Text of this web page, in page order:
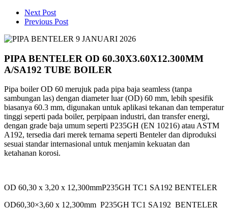
Next Post
Previous Post
PIPA BENTELER OD 60.30X3.60X12.300MM
A/SA192 TUBE BOILER
Pipa boiler OD 60 merujuk pada pipa baja seamless (tanpa
sambungan las) dengan diameter luar (OD) 60 mm, lebih spesifik
biasanya 60.3 mm, digunakan untuk aplikasi tekanan dan temperatur
tinggi seperti pada boiler, perpipaan industri, dan transfer energi,
dengan grade baja umum seperti P235GH (EN 10216) atau ASTM
A192, tersedia dari merek ternama seperti Benteler dan diproduksi
sesuai standar internasional untuk menjamin kekuatan dan
ketahanan korosi.
OD 60,30 x 3,20 x 12,300mmP235GH TC1 SA192 BENTELER
OD60,30×3,60 x 12,300mm P235GH TC1 SA192 BENTELER